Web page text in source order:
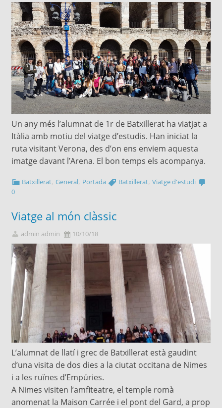
Un any més l’alumnat de 1r de Batxillerat ha viatjat a
Itàlia amb motiu del viatge d’estudis. Han iniciat la
ruta visitant Verona, des d’on ens enviem aquesta
imatge davant l’Arena. El bon temps els acompanya.
Batxillerat,General, Portada Batxillerat,Viatge d'estudi
0
Viatge al món clàssic
admin admin 10/10/18
L’alumnat de llatí i grec de Batxillerat està gaudint
d’una visita de dos dies a la ciutat occitana de Nimes
i a les ruïnes d’Empúries.
A Nimes visiten l’amfiteatre, el temple romà
anomenat la Maison Carrée i el pont del Gard, a prop